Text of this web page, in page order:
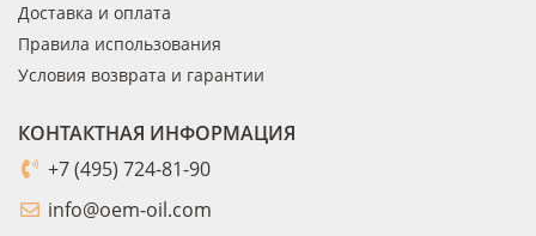
Доставка и оплата
Правила использования
Условия возврата и гарантии
КОНТАКТНАЯ ИНФОРМАЦИЯ
+7 (495) 724-81-90
info@oem-oil.com